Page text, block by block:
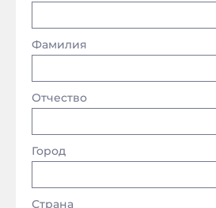
Фамилия
Отчество
Страна
Город